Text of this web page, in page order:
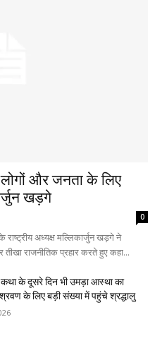
और जनता के लिए
खड़गे
0
अध्यक्ष मल्लिकार्जुन खड़गे ने
राजनीतिक प्रहार करते हुए कहा...
कथा के दूसरे दिन भी उमड़ा आस्था का
के लिए बड़ी संख्या में पहुंचे श्रद्धालु